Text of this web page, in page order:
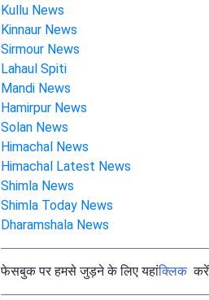
Kullu News
Kinnaur News
Sirmour News
Lahaul Spiti
Mandi News
Hamirpur News
Solan News
Himachal News
Himachal Latest News
Shimla News
Shimla Today News
Dharamshala News
फेसबुक पर हमसे जुड़ने के लिए यहांक्लिक